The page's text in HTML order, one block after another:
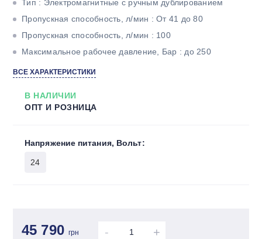
Тип : Электромагнитные с ручным дублированием
Пропускная способность, л/мин : От 41 до 80
Пропускная способность, л/мин : 100
Максимальное рабочее давление, Бар : до 250
Тип корпуса : Моноблочный
ВСЕ ХАРАКТЕРИСТИКИ
В НАЛИЧИИ
ОПТ И РОЗНИЦА
Напряжение питания, Вольт:
24
45 790грн - +